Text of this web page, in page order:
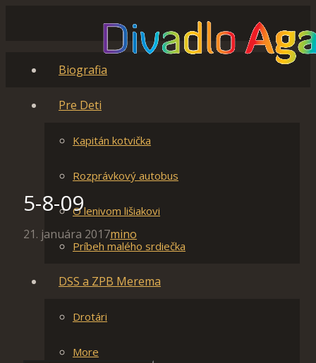
Biografia
Pre Deti
Kapitán kotvička
Rozprávkový autobus
O lenivom lišiakovi
Príbeh malého srdiečka
DSS a ZPB Merema
Drotári
More
5-8-09
21. januára 2017mino